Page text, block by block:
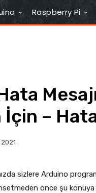
Raspberry Pi
–
sizlere Arduino
önce şu konuya